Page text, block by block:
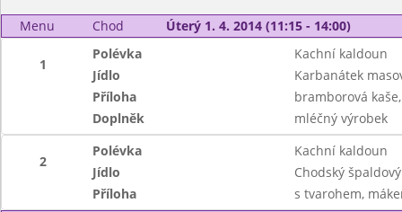
Menu Chod Úterý 1. 4. 2014 (11:15 - 14:00)
1
Polévka
Kachní kaldoun
Jídlo
Karbanátek
Příloha
bramborová
Doplněk
mléčný výrobek
2
Polévka
Kachní kaldoun
Jídlo
Chodský
Příloha
s tvarohem,